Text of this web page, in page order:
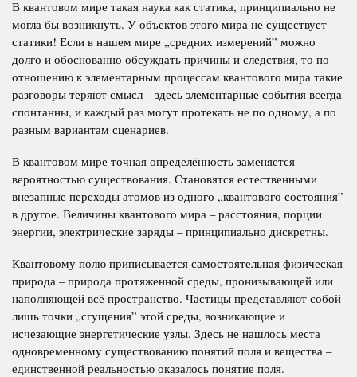
В квантовом мире такая наука как статика, принципиально не
могла бы возникнуть. У объектов этого мира не существует
статики! Если в нашем мире „средних измерений” можно
долго и обоснованно обсуждать причины и следствия, то по
отношению к элементарным процессам квантового мира такие
разговоры теряют смысл – здесь элементарные события всегда
спонтанны, и каждый раз могут протекать не по одному, а по
разным вариантам сценариев.
В квантовом мире точная определённость заменяется
вероятностью существования. Становятся естественными
внезапные переходы атомов из одного „квантового состояния”
в другое. Величины квантового мира – расстояния, порции
энергии, электрические заряды – принципиально дискретны.
Квантовому полю приписывается самостоятельная физическая
природа – природа протяженной среды, пронизывающей или
наполняющей всё пространство. Частицы представляют собой
лишь точки „сгущения” этой среды, возникающие и
исчезающие энергетические узлы. Здесь не нашлось места
одновременному существованию понятий поля и вещества –
единственной реальностью оказалось понятие поля.